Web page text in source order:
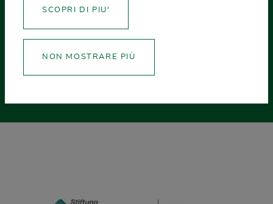
obblighi in
Germania
SCOPRI DI PIU'
NON MOSTRARE PIÙ